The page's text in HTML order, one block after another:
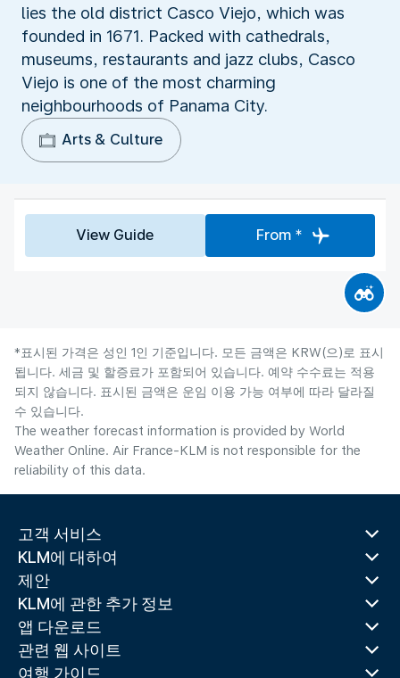
lies the old district Casco Viejo, which was
founded in 1671. Packed with cathedrals,
museums, restaurants and jazz clubs, Casco
Viejo is one of the most charming
neighbourhoods of Panama City.
Arts & Culture
View Guide From *
*표시된 가격은 성인 1인 기준입니다. 모든 금액은 KRW(으)로 표시
됩니다. 세금 및 할증료가 포함되어 있습니다. 예약 수수료는 적용
되지 않습니다. 표시된 금액은 운임 이용 가능 여부에 따라 달라질
수 있습니다.
The weather forecast information is provided by World
Weather Online. Air France-KLM is not responsible for the
reliability of this data.
고객 서비스
KLM에 대하여
제안
KLM에 관한 추가 정보
앱 다운로드
관련 웹 사이트
여행 가이드